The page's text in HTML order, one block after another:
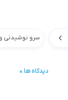
سرو نوشیدنی
0 دیدگاه ها